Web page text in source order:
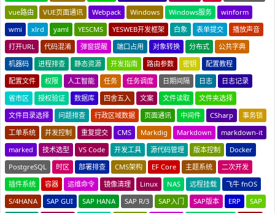
vue路由
VUE页面通讯 Webpack Windows Windows服务
winform
wmi
xlrd yaml YESCMS YESWEB开发框架 白象 表单提交
播放声音
打开URL
代码混淆 弹窗提醒 端口占用 对象转换 分布式
公共字典
机器码
进程排查 静态资源 开发指南 路由参数 密钥
配置教程
配置文件
权限 人工智能 任务 任务调度 日期间隔 日志
日志记录
省市区
授权验证 数据库 四舍五入 文案 文件读取
文件夹选择
文件目录选择
问题排查 行政区域数据 页面通讯 中间件 CSharp
事务锁
工单系统
并发控制 重复提交 CMS Markdig Markdown
markdown-it
marked
技术选型 VS Code 开发工具 源代码管理 版本控制
Docker
PostgreSQL
时区 部署排查 CMS架构 EF Core 主题系统
二次开发
插件系统
容器 运维命令 镜像清理 Linux NAS 远程挂载
飞牛 fnOS
S/4HANA
SAP GUI SAP HANA SAP R/3 SAP入门 SAP版本 ERP
SAP